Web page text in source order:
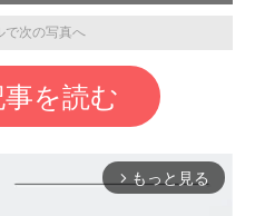
で次の写真へ
を読む
arrow_forward_ios もっと見る